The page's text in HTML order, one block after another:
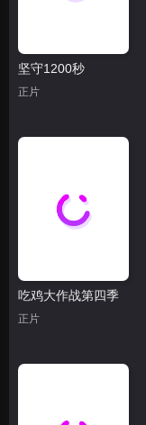
坚守1200秒
正片
吃鸡大作战第四季
正片